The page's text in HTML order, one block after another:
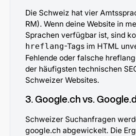
Die Schweiz hat vier
RM). Wenn deine Website in
Sprachen verfügbar ist, sind
hreflang-Tags im HTML
Fehlende oder falsche
der häufigsten technischen
Schweizer Websites.
3. Google.ch vs.
Schweizer Suchanfragen
google.ch abgewickelt. Die